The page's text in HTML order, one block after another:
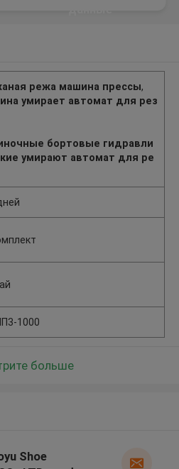
режа машина прессы,
умирает автомат для рез
бортовые гидравли
умирают автомат для ре
1000
больше
Shoe